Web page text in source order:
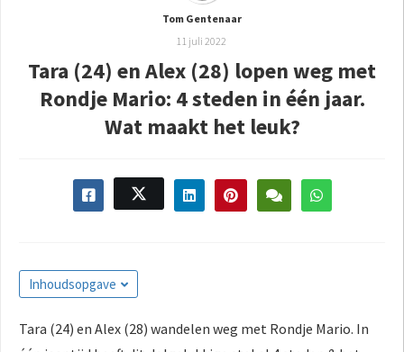
Tom Gentenaar
11 juli 2022
Tara (24) en Alex (28) lopen weg met
Rondje Mario: 4 steden in één jaar.
Wat maakt het leuk?
Inhoudsopgave
Tara (24) en Alex (28) wandelen weg met Rondje Mario. In
Ze
gebruikt
worden